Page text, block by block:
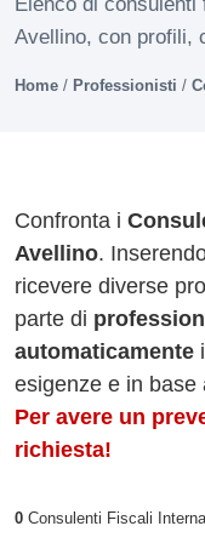
Avellino, con profili,
Home / Professionisti /
Confronta i
Avellino.
ricevere diverse
parte di
automaticamente
esigenze e in base
Per avere un
richiesta!
0 Consulenti Fiscali